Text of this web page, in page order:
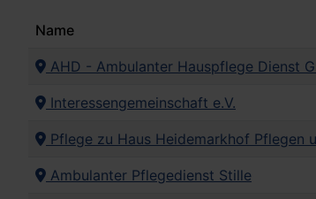
Name
AHD - Ambulanter Hauspflege Dienst
Interessengemeinschaft e.V.
Pflege zu Haus Heidemarkhof Pflegen
Ambulanter Pflegedienst Stille